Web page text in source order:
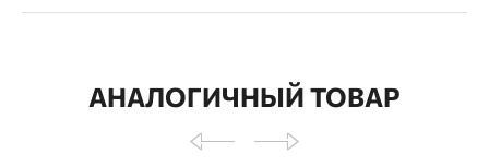
АНАЛОГИЧНЫЙ ТОВАР